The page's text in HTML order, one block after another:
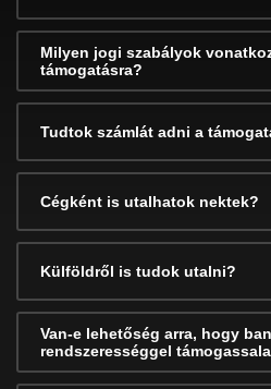
Milyen jogi szabályok
támogatásra?
Tudtok számlát adni a
Cégként is utalhatok nektek?
Külföldről is tudok utalni?
Van-e lehetőség arra, hogy
rendszerességgel